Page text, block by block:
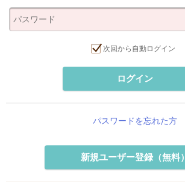
次回から自動ログイン
ログイン
パスワードを忘れた方
新規ユーザー登録（無料）